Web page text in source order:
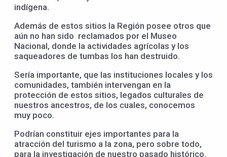
indígena.
Además de estos sitios la Región posee otros que
aún no han sido reclamados por el Museo
Nacional, donde la actividades agrícolas y los
saqueadores de tumbas los han destruido.
Sería importante, que las instituciones locales y los
comunidades, también intervengan en la
protección de estos sitios, legados culturales de
nuestros ancestros, de los cuales, conocemos
muy poco.
Podrían constituir ejes importantes para la
atracción del turismo a la zona, pero sobre todo,
para la investigación de nuestro pasado histórico.